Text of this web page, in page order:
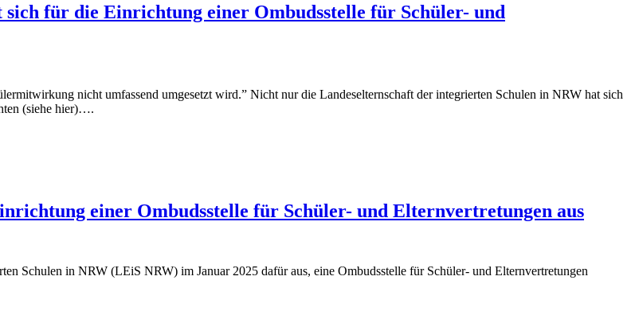
für die Einrichtung einer Ombudsstelle für Schüler- und
nicht umfassend umgesetzt wird.” Nicht nur die Landeselternschaft der integrierten Schulen in NRW hat sich
(siehe hier)….
einer Ombudsstelle für Schüler- und Elternvertretungen aus
Schulen in NRW (LEiS NRW) im Januar 2025 dafür aus, eine Ombudsstelle für Schüler- und Elternvertretungen